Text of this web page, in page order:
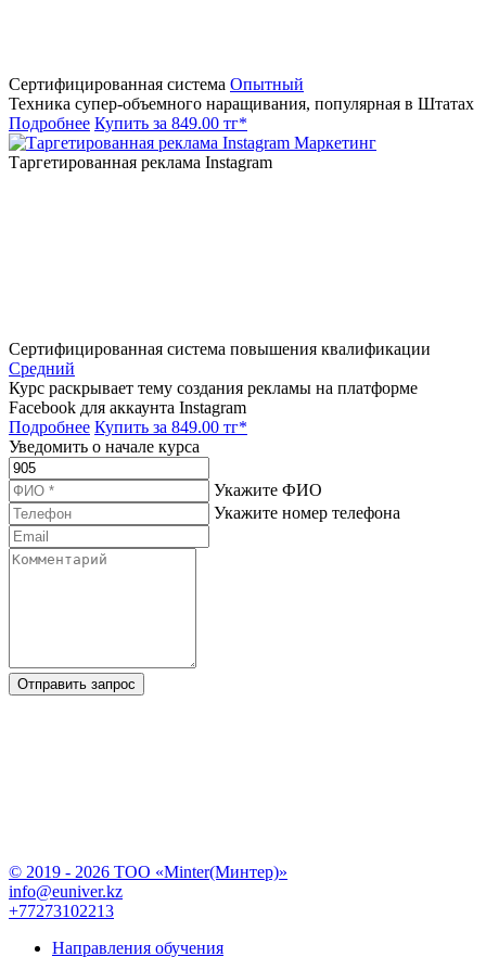
Сертифицированная система Опытный
Техника супер-объемного наращивания, популярная в Штатах
Подробнее Купить за 849.00 тг*
Маркетинг
Таргетированная реклама Instagram
Сертифицированная система повышения квалификации
Средний
Курс раскрывает тему создания рекламы на платформе
Facebook для аккаунта Instagram
Подробнее Купить за 849.00 тг*
Уведомить о начале курса
Укажите ФИО
Укажите номер телефона
Отправить запрос
© 2019 - 2026 TOO «Minter(Минтер)»
info@euniver.kz
+77273102213
Направления обучения